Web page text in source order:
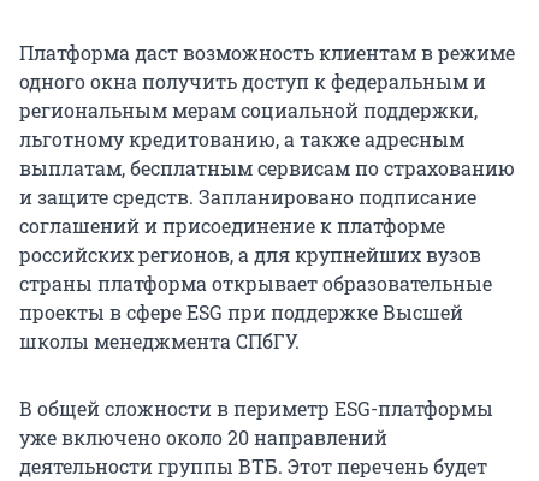
Платформа даст возможность клиентам в режиме
одного окна получить доступ к федеральным и
региональным мерам социальной поддержки,
льготному кредитованию, а также адресным
выплатам, бесплатным сервисам по страхованию
и защите средств. Запланировано подписание
соглашений и присоединение к платформе
российских регионов, а для крупнейших вузов
страны платформа открывает образовательные
проекты в сфере ESG при поддержке Высшей
школы менеджмента СПбГУ.
В общей сложности в периметр ESG-платформы
уже включено около 20 направлений
деятельности группы ВТБ. Этот перечень будет